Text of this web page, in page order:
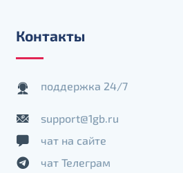
Контакты
поддержка 24/7
support@1gb.ru
чат на сайте
чат Телеграм